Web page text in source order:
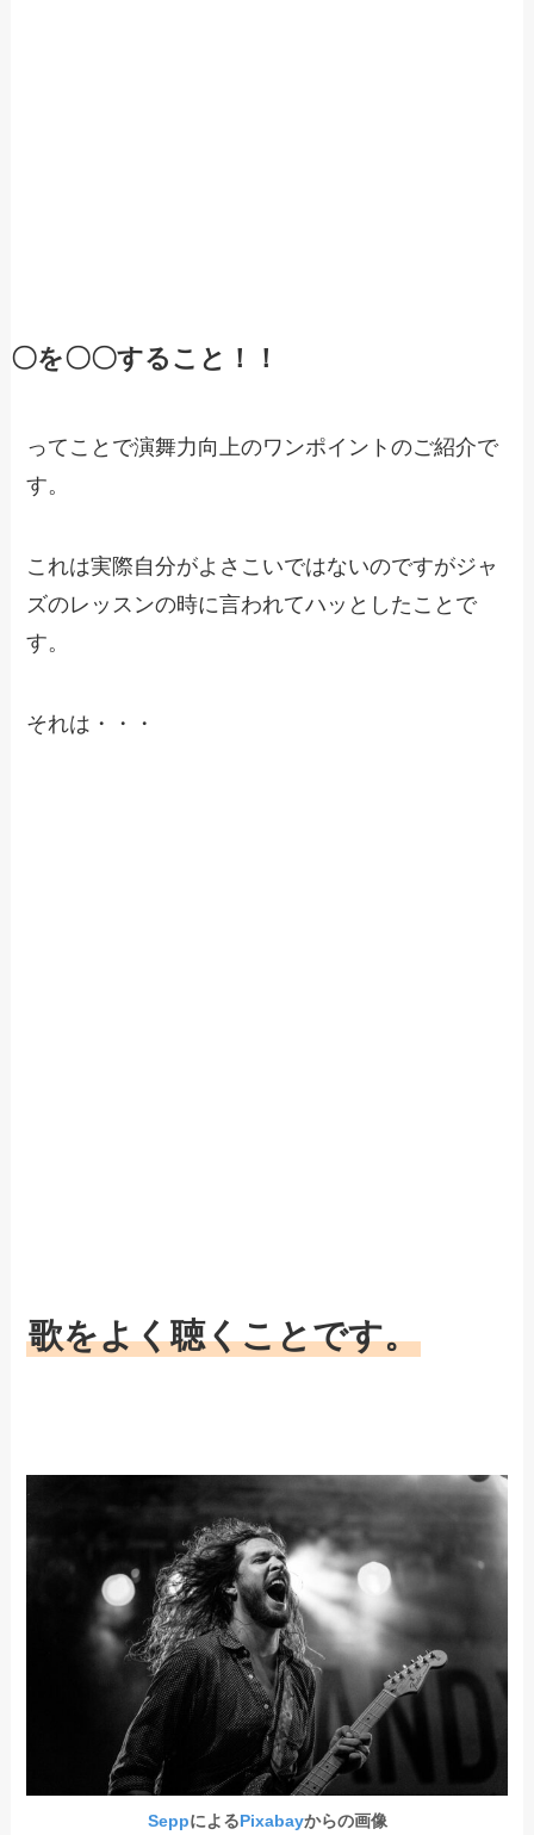
〇を〇〇すること！！
ってことで演舞力向上のワンポイントのご紹介で
す。
これは実際自分がよさこいではないのですがジャ
ズのレッスンの時に言われてハッとしたことで
す。
それは・・・
歌をよく聴くことです。
SeppによるPixabayからの画像